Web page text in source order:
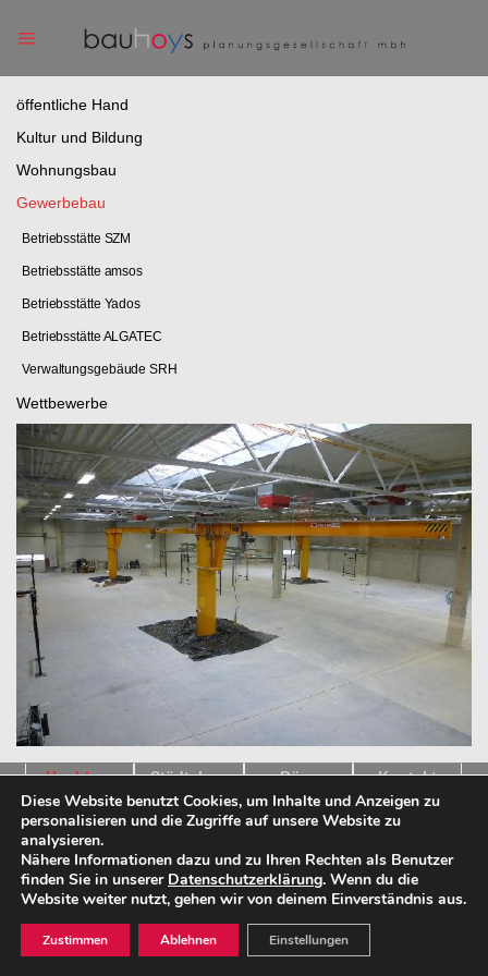
öffentliche Hand
Kultur und Bildung
Wohnungsbau
Gewerbebau
Betriebsstätte SZM
Betriebsstätte amsos
Betriebsstätte Yados
Betriebsstätte ALGATEC
Verwaltungsgebäude SRH
Wettbewerbe
Hochbau Städtebau Büro Kontakt
Impressum | Datenschutz
Diese Website benutzt Cookies, um Inhalte und Anzeigen zu
personalisieren und die Zugriffe auf unsere Website zu
analysieren.
Nähere Informationen dazu und zu Ihren Rechten als Benutzer
finden Sie in unserer Datenschutzerklärung. Wenn du die
Website weiter nutzt, gehen wir von deinem Einverständnis aus.
Zustimmen Ablehnen Einstellungen